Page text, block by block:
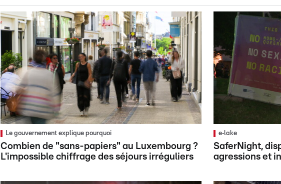
Le gouvernement explique pourquoi
Combien de "sans-papiers" au Luxembourg ?
L'impossible chiffrage des séjours irréguliers
e‑lake
SaferNight,
agressions et